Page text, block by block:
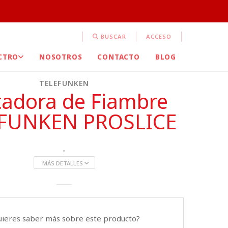
BUSCAR ACCESO
NOSOTROS CONTACTO BLOG
TELEFUNKEN
de Fiambre
PROSLICE
-
MÁS DETALLES
saber más sobre este producto?